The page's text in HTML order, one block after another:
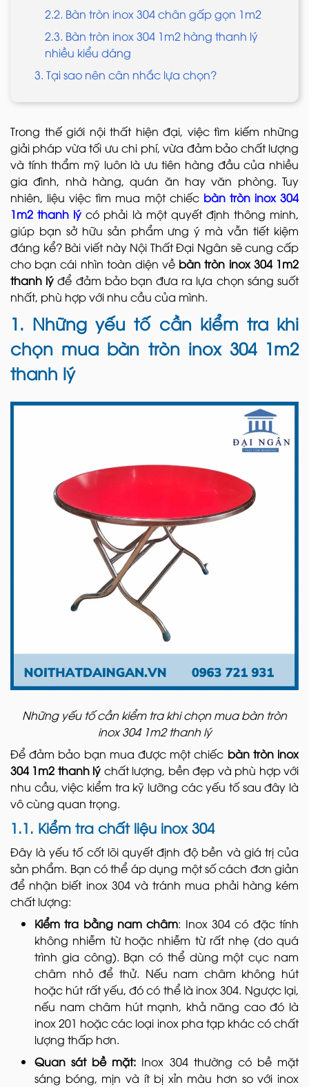
2.2. Bàn tròn inox 304 chân gấp gọn 1m2
2.3. Bàn tròn inox 304 1m2 hàng thanh lý
nhiều kiểu dáng
3. Tại sao nên cân nhắc lựa chọn?
Trong thế giới nội thất hiện đại, việc tìm kiếm những
giải pháp vừa tối ưu chi phí, vừa đảm bảo chất lượng
và tính thẩm mỹ luôn là ưu tiên hàng đầu của nhiều
gia đình, nhà hàng, quán ăn hay văn phòng. Tuy
nhiên, liệu việc tìm mua một chiếc bàn tròn inox 304
1m2 thanh lý có phải là một quyết định thông minh,
giúp bạn sở hữu sản phẩm ưng ý mà vẫn tiết kiệm
đáng kể? Bài viết này Nội Thất Đại Ngân sẽ cung cấp
cho bạn cái nhìn toàn diện về bàn tròn inox 304 1m2
thanh lýđể đảm bảo bạn đưa ra lựa chọn sáng suốt
nhất, phù hợp với nhu cầu của mình.
1. Những yếu tố cần kiểm tra khi
chọn mua bàn tròn inox 304 1m2
thanh lý
Những yếu tố cần kiểm tra khi chọn mua bàn tròn
inox 304 1m2 thanh lý
Để đảm bảo bạn mua được một chiếc bàn tròn inox
304 1m2 thanh lý chất lượng, bền đẹp và phù hợp với
nhu cầu, việc kiểm tra kỹ lưỡng các yếu tố sau đây là
vô cùng quan trọng.
1.1. Kiểm tra chất liệu inox 304
Đây là yếu tố cốt lõi quyết định độ bền và giá trị của
sản phẩm. Bạn có thể áp dụng một số cách đơn giản
để nhận biết inox 304 và tránh mua phải hàng kém
chất lượng:
Kiểm tra bằng nam châm: Inox 304 có đặc tính
không nhiễm từ hoặc nhiễm từ rất nhẹ (do quá
trình gia công). Bạn có thể dùng một cục nam
châm nhỏ để thử. Nếu nam châm không hút
hoặc hút rất yếu, đó có thể là inox 304. Ngược lại,
nếu nam châm hút mạnh, khả năng cao đó là
inox 201 hoặc các loại inox pha tạp khác có chất
lượng thấp hơn.
Quan sát bề mặt: Inox 304 thường có bề mặt
sáng bóng, mịn và ít bị xỉn màu hơn so với inox